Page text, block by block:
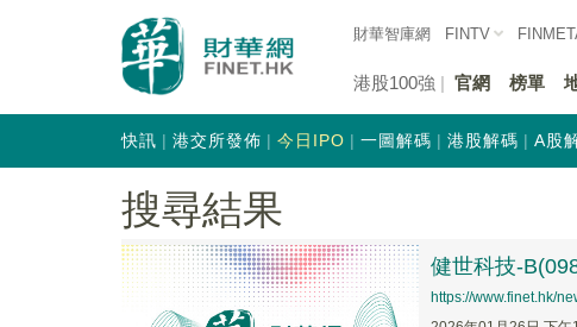
財華智庫網 FINTV
港股100強 官網 榜單
快訊 港交所發佈 今日IPO 一圖解碼 港股解碼 A股
搜尋結果
健世科技-
https://www.finet.hk/